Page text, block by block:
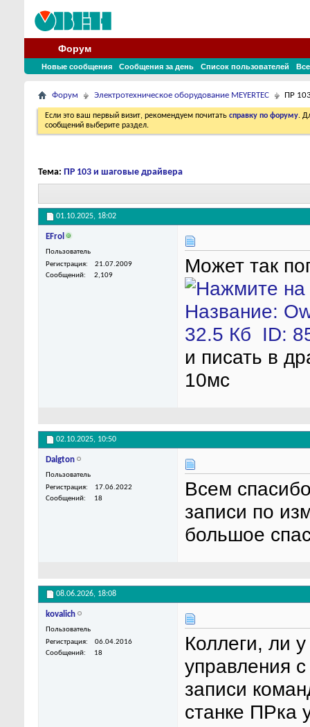
Форум
Новые сообщения Сообщения за день Список пользователей
Форум Электротехническое оборудование MEYERTEC ПР
Если это ваш первый визит, рекомендуем почитать справку по форуму.
сообщений выберите раздел.
Тема: ПР 103 и шаговые драйвера
01.10.2025, 18:02
EFrol
Пользователь
Регистрация
21.07.2009
Сообщений
2,109 Может так
и писать в
10мс
02.10.2025, 10:50
Dalgton
Пользователь
Регистрация
17.06.2022
Сообщений
18
Всем
записи по
большое
08.06.2026, 18:08
kovalich
Пользователь
Регистрация
06.04.2016
Сообщений
18
Коллеги, ли
управления
записи
станке ПРка